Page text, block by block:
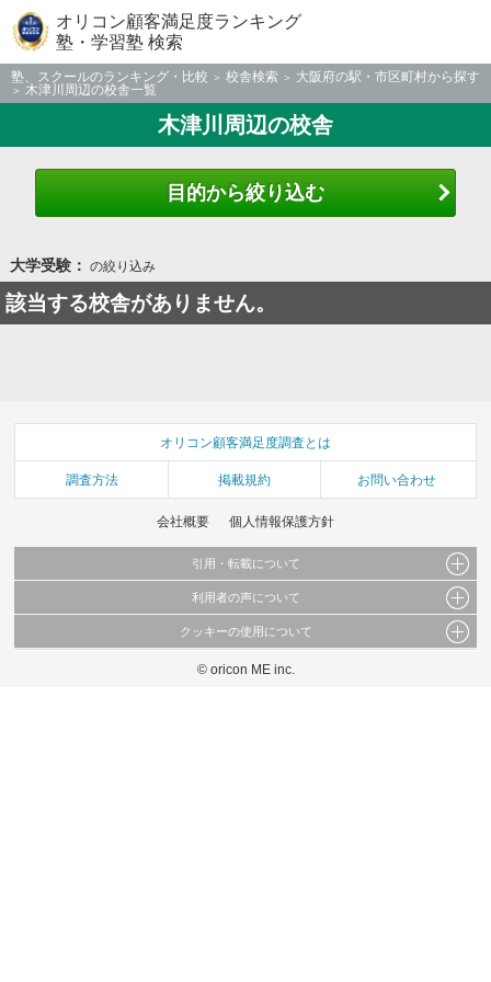
オリコン顧客満足度ランキング
塾・学習塾 検索
塾、スクールのランキング・比較 校舎検索
大阪府の駅・市区町村から探す
木津川周辺の校舎一覧
木津川周辺の校舎
目的から絞り込む
大学受験： の絞り込み
該当する校舎がありません。
オリコン顧客満足度調査とは
調査方法 掲載規約 お問い合わせ
会社概要 個人情報保護方針
引用・転載について
当サイトで公開されている情報（文字、写真、イラスト、画像データ等）及びこれらの配
これらの情報を権利者の許可なく無断転載・複製などの二次利用を行うことは固く禁じて
利用者の声について
当サイトに掲載している内容はすべてサービスの利用者が提出された見解・感想です。
弊社の見解・ 意見ではないことをご理解いただいた上でご覧ください。
クッキーの使用について
このサイトでは Cookie を使用して、ユーザーに合わせたコンテンツや広告の表示、ソー
© oricon ME inc.